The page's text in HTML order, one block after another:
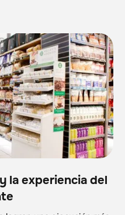
la experiencia del